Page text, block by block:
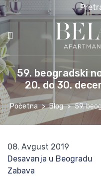
59. beogradski
20. do 30.
Početna Blog 59.
08. Avgust 2019
Desavanja u Beogradu
Zabava